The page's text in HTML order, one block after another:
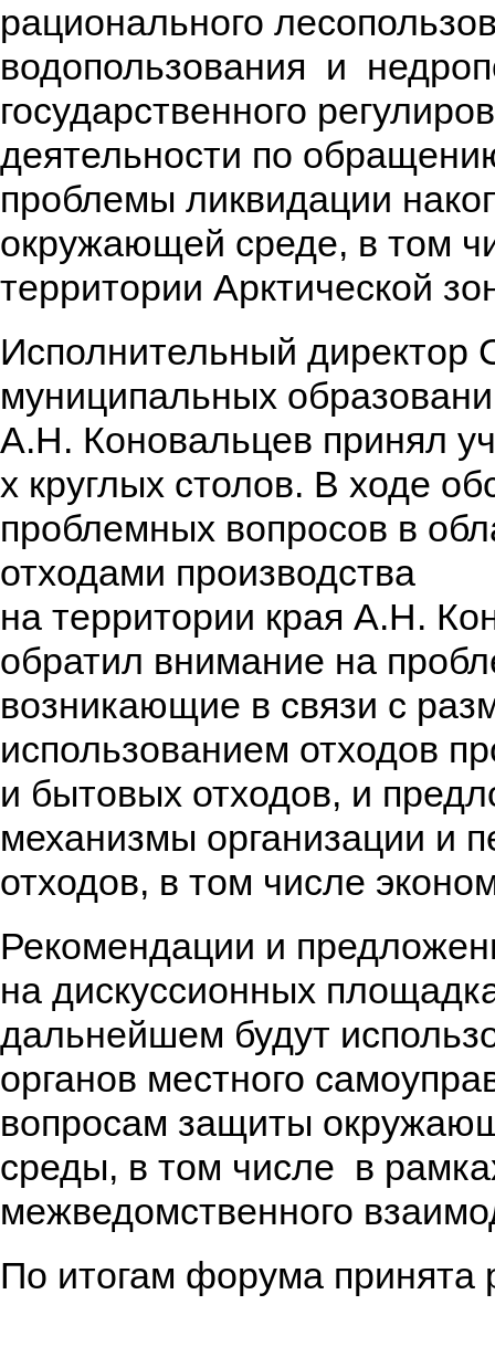
рационального
водопользования и
государственного
деятельности по
проблемы ликвидации
окружающей среде, в том
территории Арктической
Исполнительный директор
муниципальных
А.Н. Коновальцев принял
х круглых столов. В ходе
проблемных вопросов в
отходами производства
на территории края А.Н.
обратил внимание на
возникающие в связи с
использованием отходов
и бытовых отходов, и
механизмы организации и
отходов, в том числе
Рекомендации и
на дискуссионных
дальнейшем будут
органов местного
вопросам защиты
среды, в том числе в
межведомственного
По итогам форума принята